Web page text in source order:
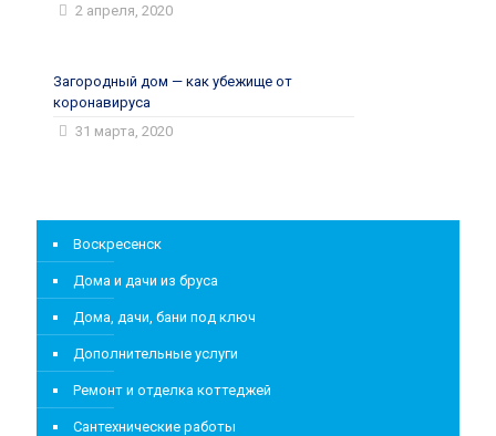
2 апреля, 2020
Загородный дом — как убежище от
коронавируса
31 марта, 2020
Воскресенск
Дома и дачи из бруса
Дома, дачи, бани под ключ
Дополнительные услуги
Ремонт и отделка коттеджей
Сантехнические работы